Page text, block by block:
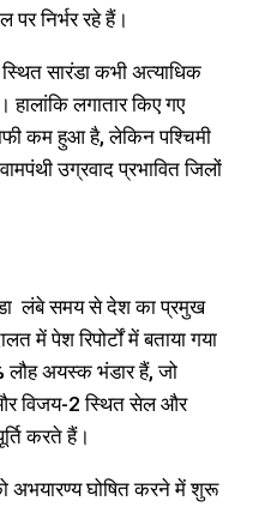
निर्भर रहे हैं।
सारंडा कभी अत्याधिक
लगातार किए गए
कम हुआ है, लेकिन पश्चिमी
उग्रवाद प्रभावित जिलों
लंबे समय से देश का प्रमुख
में पेश रिपोर्टों में बताया गया
लौह अयस्क भंडार हैं, जो
विजय-2 स्थित सेल और
करते हैं।
अभयारण्‍य घोषित करने में शुरू